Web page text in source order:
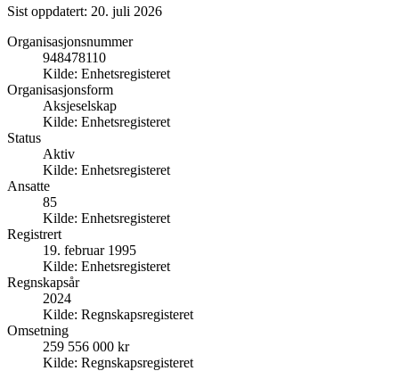
Sist oppdatert: 20. juli 2026
Organisasjonsnummer
948478110
Kilde: Enhetsregisteret
Organisasjonsform
Aksjeselskap
Kilde: Enhetsregisteret
Status
Aktiv
Kilde: Enhetsregisteret
Ansatte
85
Kilde: Enhetsregisteret
Registrert
19. februar 1995
Kilde: Enhetsregisteret
Regnskapsår
2024
Kilde: Regnskapsregisteret
Omsetning
259 556 000 kr
Kilde: Regnskapsregisteret